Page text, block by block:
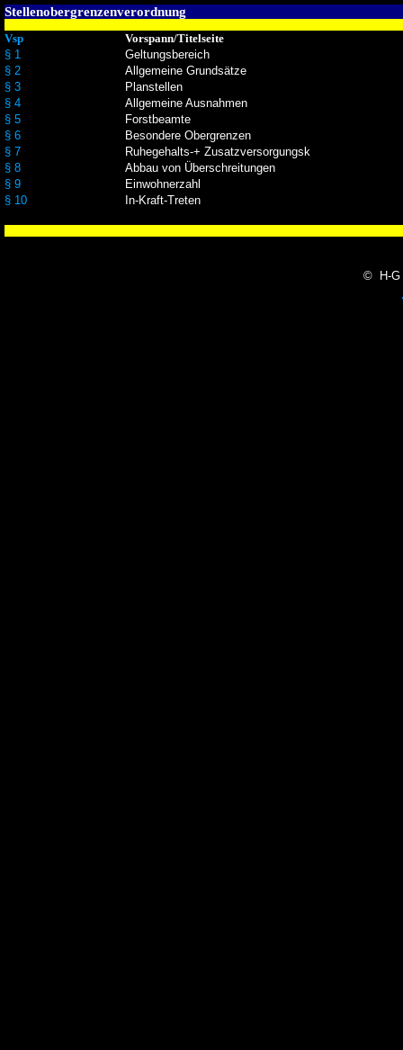
Stellenobergrenzenverordnung
Vsp
Vorspann/Titelseite
§ 1
§ 2
§ 3
§ 4
§ 5
§ 6
§ 7
§ 8
§ 9
§ 10
Geltungsbereich
Allgemeine Grundsätze
Planstellen
Allgemeine Ausnahmen
Forstbeamte
Besondere Obergrenzen
Ruhegehalts-+ Zusatzversorgungsk
Abbau von Überschreitungen
Einwohnerzahl
In-Kraft-Treten
© H-G